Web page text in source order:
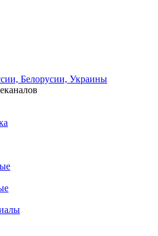
Белорусии, Украины